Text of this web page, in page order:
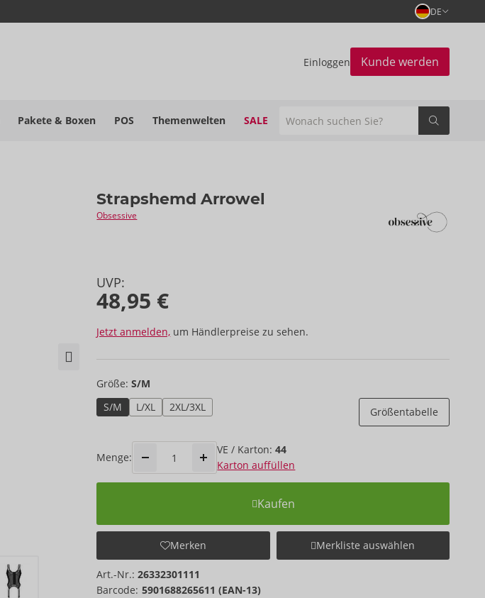
DE
Einloggen Kunde werden
Pakete & Boxen POS Themenwelten SALE
Strapshemd Arrowel
Obsessive
UVP:
48,95 €
Jetzt anmelden, um Händlerpreise zu sehen.
Größe:S/M
S/M
L/XL 2XL/3XL Größentabelle
Menge:
VE / Karton:44
Karton auffüllen
Kaufen
Merken Merkliste auswählen
Art.-Nr.:26332301111
Barcode: 5901688265611 (EAN-13)